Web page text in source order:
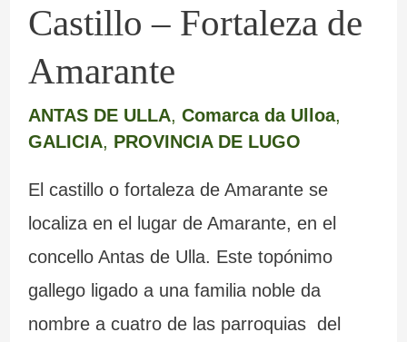
Castillo – Fortaleza de
Amarante
ANTAS DE ULLA, Comarca da Ulloa,
GALICIA, PROVINCIA DE LUGO
El castillo o fortaleza de Amarante se
localiza en el lugar de Amarante, en el
concello Antas de Ulla. Este topónimo
gallego ligado a una familia noble da
nombre a cuatro de las parroquias del